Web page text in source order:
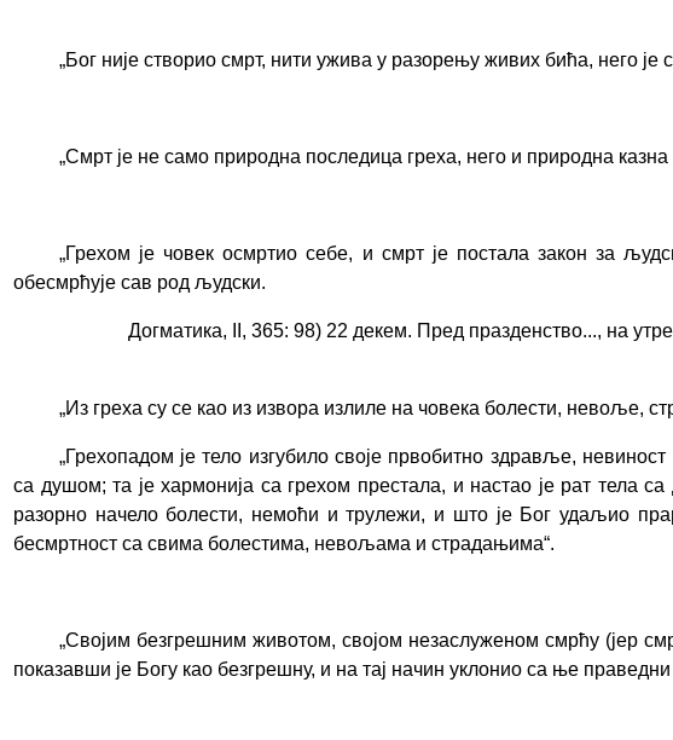
„Бог није створио смрт, нити ужива у разорењу живих бића, него
„Смрт је не само природна последица греха, него и природна казна
„Грехом је човек осмртио себе, и смрт је постала закон за
обесмрћује сав род људски.
Догматика, II, 365: 98) 22 декем. Пред празденство..., на
„Из греха су се као из извора излиле на човека болести, невоље,
„Грехопадом је тело изгубило своје првобитно здравље,
са душом; та је хармонија са грехом престала, и настао је рат тела са
разорно начело болести, немоћи и трулежи, и што је Бог удаљио
бесмртност са свима болестима, невољама и страдањима“.
„Својим безгрешним животом, својом незаслуженом смрћу (јер
показавши је Богу као безгрешну, и на тај начин уклонио са ње